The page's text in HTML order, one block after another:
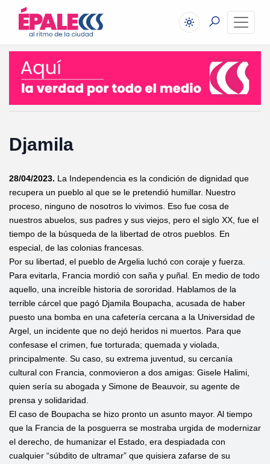
Djamila
28/04/2023. La Independencia es la condición de dignidad que
recupera un pueblo al que se le pretendió humillar. Nuestro
proceso, ninguno de nosotros lo vivimos. Eso fue cosa de
nuestros abuelos, sus padres y sus viejos, pero el siglo XX, fue el
tiempo de la búsqueda de la libertad de otros pueblos. En
especial, de las colonias francesas.
Por su libertad, el pueblo de Argelia luchó con coraje y fuerza.
Para evitarla, Francia mordió con saña y puñal. En medio de todo
aquello, una increíble historia de sororidad. Hablamos de la
terrible cárcel que pagó Djamila Boupacha, acusada de haber
puesto una bomba en una cafetería cercana a la Universidad de
Argel, un incidente que no dejó heridos ni muertos. Para que
confesase el crimen, fue torturada; quemada y violada,
principalmente. Su caso, su extrema juventud, su cercanía
cultural con Francia, conmovieron a dos amigas: Gisele Halimi,
quien sería su abogada y Simone de Beauvoir, su agente de
prensa y solidaridad.
El caso de Boupacha se hizo pronto un asunto mayor. Al tiempo
que la Francia de la posguerra se mostraba urgida de modernizar
el derecho, de humanizar el Estado, era despiadada con
cualquier “súbdito de ultramar” que quisiera zafarse de su